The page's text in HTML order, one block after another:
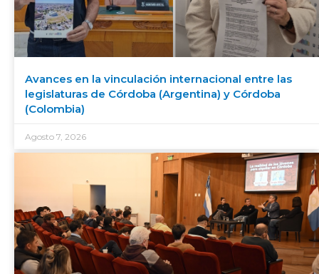
Avances en la vinculación internacional entre las
legislaturas de Córdoba (Argentina) y Córdoba
(Colombia)
Agosto 7, 2026